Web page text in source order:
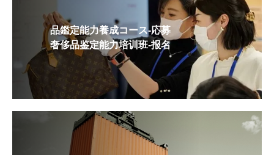
品鑑定能力養成コース-応募
奢侈品鉴定能力培训班-报名